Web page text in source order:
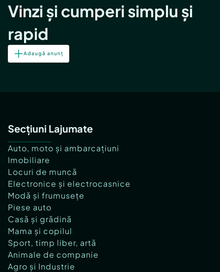
Vinzi și cumperi simplu și
rapid
Adaugă anunț
Secțiuni Lajumate
Auto, moto și ambarcațiuni
Imobiliare
Locuri de muncă
Electronice și electrocasnice
Modă și frumusețe
Piese auto
Casă și grădină
Mama și copilul
Sport, timp liber, artă
Animale de companie
Agro și Industrie